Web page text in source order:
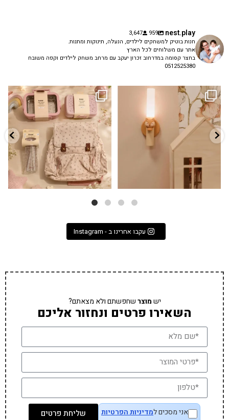
nest.play
959
3,647
חנות בוטיק למשחקים לילדים, הנעלה, תינוקות ומתנות.
אתר עם משלוחים לכל הארץ
בחצר קסומה במדרחוב זכרון יעקב עם מרחב משחק לילדים וקפה משובח
0512525380
✨ חוזרים למסגרת בסטייל! ✨
הקולקציה החדשה...
9 4
גם פריט עיצובי לחדר, גם מנורת לילה
...
3 0
עקבו אחרינו ב - Instagram
ישמוצרשחפשתם ולא מצאתם?
השאירו פרטים ונחזור אליכם
אני מסכים למדיניות הפרטיות שליחת פרטים